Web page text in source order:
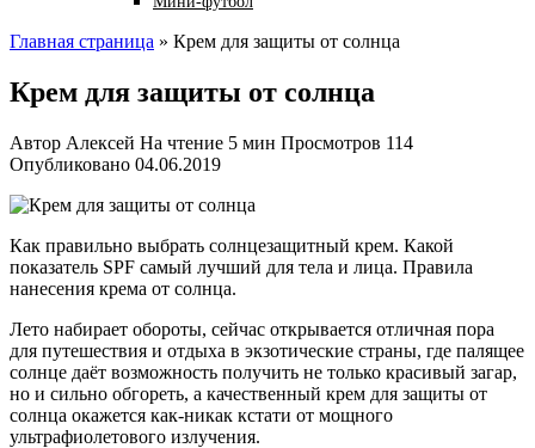
Главная страница » Крем для защиты от солнца
Крем для защиты от солнца
Автор Алексей На чтение 5 мин Просмотров 114
Опубликовано 04.06.2019
Как правильно выбрать солнцезащитный крем. Какой
показатель SPF самый лучший для тела и лица. Правила
нанесения крема от солнца.
Лето набирает обороты, сейчас открывается отличная пора
для путешествия и отдыха в экзотические страны, где палящее
солнце даёт возможность получить не только красивый загар,
но и сильно обгореть, а качественный крем для защиты от
солнца окажется как-никак кстати от мощного
ультрафиолетового излучения.